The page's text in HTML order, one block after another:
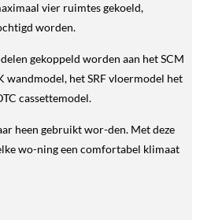
vier ruimtes gekoeld,
worden.
gekoppeld worden aan het SCM
wandmodel, het SRF vloermodel het
cassettemodel.
heen gebruikt wor-den. Met deze
wo-ning een comfortabel klimaat